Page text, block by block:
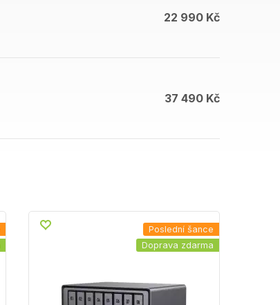
22 990 Kč
37 490 Kč
Poslední šance
Doprava zdarma